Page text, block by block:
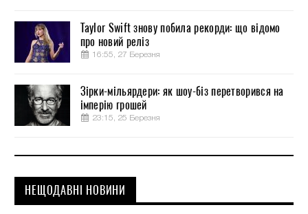
Taylor Swift знову побила рекорди: що відомо
про новий реліз
16:55, 27 Березня
Зірки-мільярдери: як шоу-біз перетворився на
імперію грошей
23:15, 25 Березня
НЕЩОДАВНІ НОВИНИ